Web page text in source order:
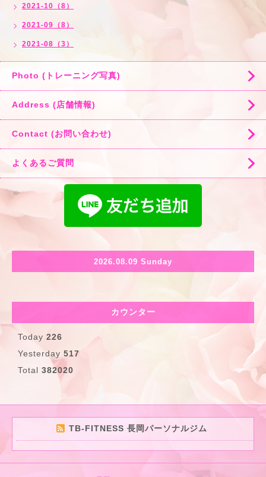
2021-10（8）
2021-09（8）
2021-08（3）
Photo (トレーニング写真)
Address (店舗情報)
Contact (お問い合わせ)
よくあるご質問
2026.08.09 Sunday
カウンター
Today 226
Yesterday 517
Total 382020
TB-FITNESS 長岡パーソナルジム